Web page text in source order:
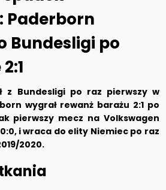
Paderborn
Bundesligi po
z Bundesligi po raz pierwszy w
wygrał rewanż barażu 2:1 po
pierwszy mecz na Volkswagen
i wraca do elity Niemiec po raz
2020.